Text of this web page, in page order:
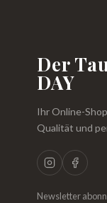
Der
DAY
Ihr Online-
Qualität und
Newsletter